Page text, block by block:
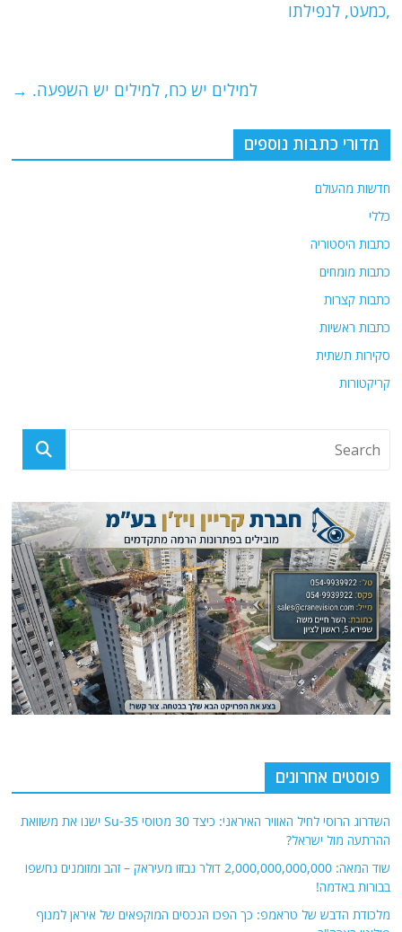
A
ra
k
,כמעט, לנפילתו
למילים יש כח, למילים יש השפעה. →
מדורי כתבות נוספים
חדשות מהעולם
כללי
כתבות היסטוריה
כתבות מומחים
כתבות קצרות
כתבות ראשיות
סקירות תשתית
קריקטורות
פוסטים אחרונים
השדרוג הרוסי לחיל האוויר האיראני: כיצד 30 מטוסי Su-35 ישנו את משוואת
ההרתעה מול ישראל?
שוד המאה: 2,000,000,000,000 דולר נבזזו מעיראק – זהב ומזומנים נחשפו
בבורות באדמה!
מלכודת הדבש של טראמפ: כך הפכו הנכסים המוקפאים של איראן למנוף